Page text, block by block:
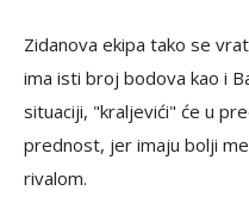
Zidanova ekipa tako se
ima isti broj bodova kao i
situaciji, "kraljevići" će u
prednost, jer imaju bolji
rivalom.